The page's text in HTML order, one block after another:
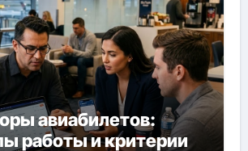
авиабилетов:
работы и критерии